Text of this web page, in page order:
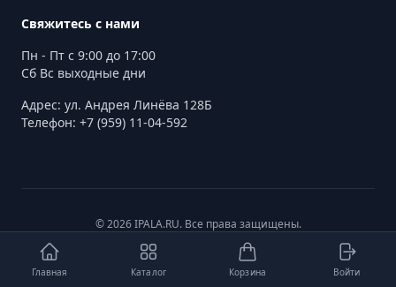
Главная Каталог Корзина Войти
Свяжитесь с нами
Пн - Пт с 9:00 до 17:00
Сб Вс выходные дни
Адрес: ул. Андрея Линёва 128Б
Телефон: +7 (959) 11-04-592
© 2026 IPALA.RU. Все права защищены.